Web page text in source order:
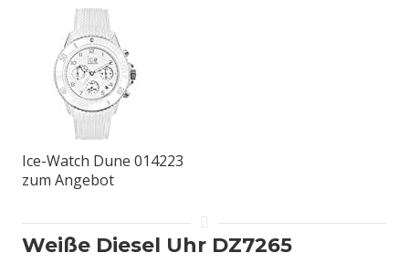
Ice-Watch Dune 014223
zum Angebot
Weiße Diesel Uhr DZ7265